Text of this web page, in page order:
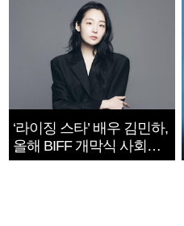
‘라이징 스타’ 배우 김민하,
올해 BIFF 개막식 사회자
확정